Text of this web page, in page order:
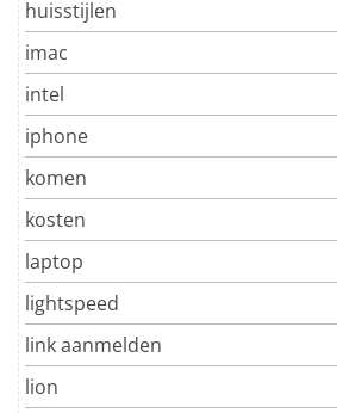
huisstijlen
imac
intel
iphone
komen
kosten
laptop
lightspeed
link aanmelden
lion